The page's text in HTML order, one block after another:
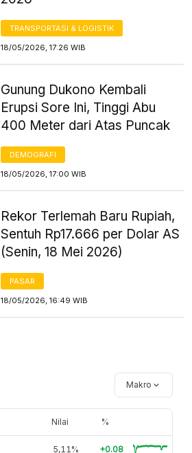
TRANSPORTASI & LOGISTIK
18/05/2026, 17:26 WIB
Gunung Dukono Kembali
Erupsi Sore Ini, Tinggi Abu
400 Meter dari Atas Puncak
DEMOGRAFI
18/05/2026, 17:00 WIB
Rekor Terlemah Baru Rupiah,
Sentuh Rp17.666 per Dolar AS
(Senin, 18 Mei 2026)
PASAR
18/05/2026, 16:49 WIB
Makro
Nilai %
5,11% +0.08